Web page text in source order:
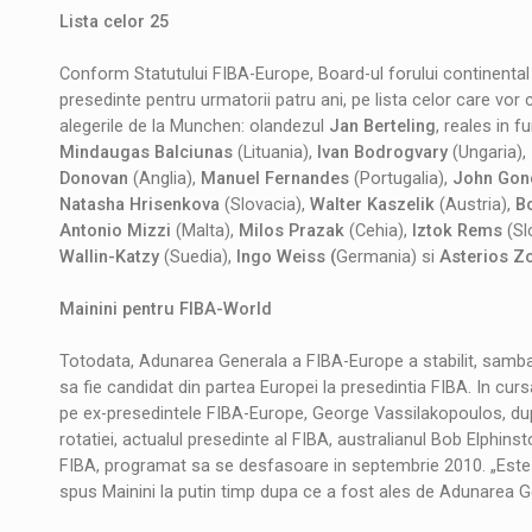
Lista celor 25
Conform Statutului FIBA-Europe, Board-ul forului
presedinte pentru urmatorii patru ani, pe lista celor care vor
alegerile de la Munchen: olandezul Jan Berteling, reales in
Mindaugas Balciunas (Lituania), Ivan Bodrogvary (Ungaria),
Donovan (Anglia), Manuel Fernandes (Portugalia), John
Natasha Hrisenkova (Slovacia), Walter Kaszelik (Austria),
Antonio Mizzi (Malta), Milos Prazak (Cehia), Iztok Rems
Wallin-Katzy (Suedia), Ingo Weiss (Germania) si Asterios
Mainini pentru FIBA-World
Totodata, Adunarea Generala a FIBA-Europe a stabilit,
sa fie candidat din partea Europei la presedintia FIBA. In
pe ex-presedintele FIBA-Europe, George Vassilakopoulos,
rotatiei, actualul presedinte al FIBA, australianul Bob
FIBA, programat sa se desfasoare in septembrie 2010.
spus Mainini la putin timp dupa ce a fost ales de Adunarea